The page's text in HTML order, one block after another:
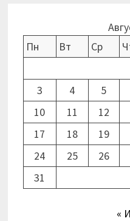
Пн
Вт Ср
3
4 5
10
11 12
17
18 19
24
25 26
31
«